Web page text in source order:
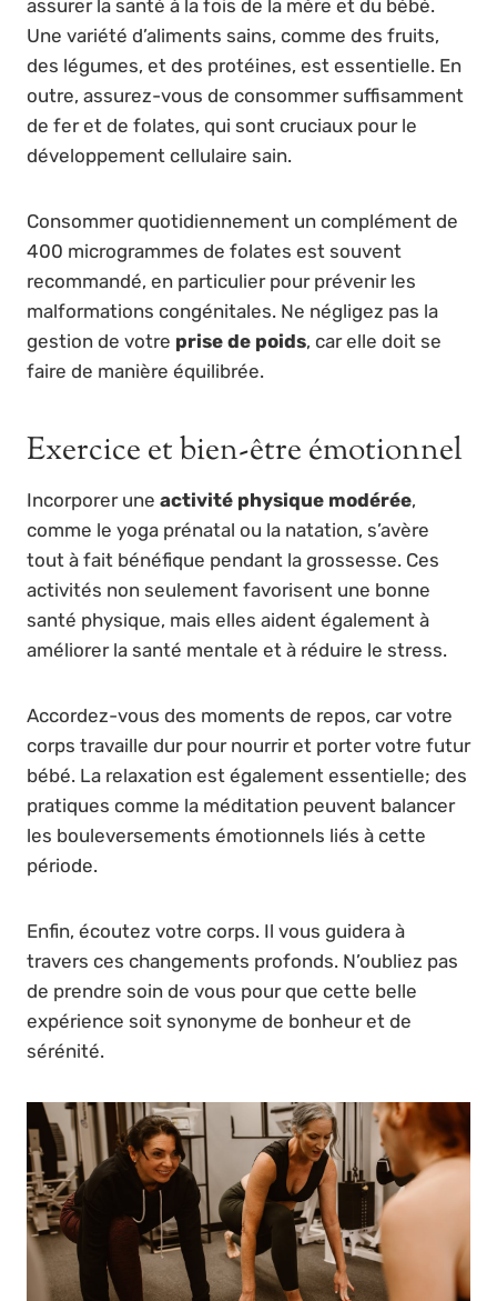
assurer la santé à la fois de la mère et du bébé.
Une variété d’aliments sains, comme des fruits,
des légumes, et des protéines, est essentielle. En
outre, assurez-vous de consommer suffisamment
de fer et de folates, qui sont cruciaux pour le
développement cellulaire sain.
Consommer quotidiennement un complément de
400 microgrammes de folates est souvent
recommandé, en particulier pour prévenir les
malformations congénitales. Ne négligez pas la
gestion de votre prise de poids, car elle doit se
faire de manière équilibrée.
Exercice et bien-être émotionnel
Incorporer une activité physique modérée,
comme le yoga prénatal ou la natation, s’avère
tout à fait bénéfique pendant la grossesse. Ces
activités non seulement favorisent une bonne
santé physique, mais elles aident également à
améliorer la santé mentale et à réduire le stress.
Accordez-vous des moments de repos, car votre
corps travaille dur pour nourrir et porter votre futur
bébé. La relaxation est également essentielle; des
pratiques comme la méditation peuvent balancer
les bouleversements émotionnels liés à cette
période.
Enfin, écoutez votre corps. Il vous guidera à
travers ces changements profonds. N’oubliez pas
de prendre soin de vous pour que cette belle
expérience soit synonyme de bonheur et de
sérénité.